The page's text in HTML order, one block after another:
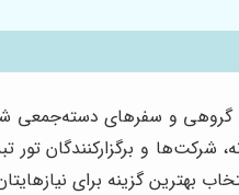
شرکت‌ها و برگزارکنندگان
بهترین گزینه برای